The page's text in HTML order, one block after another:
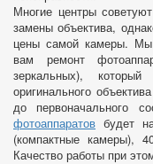
Многие центры
замены объектива,
цены самой камеры.
вам ремонт
зеркальных), который
оригинального
до первоначального
фотоаппаратов будет
(компактные камеры),
Качество работы при